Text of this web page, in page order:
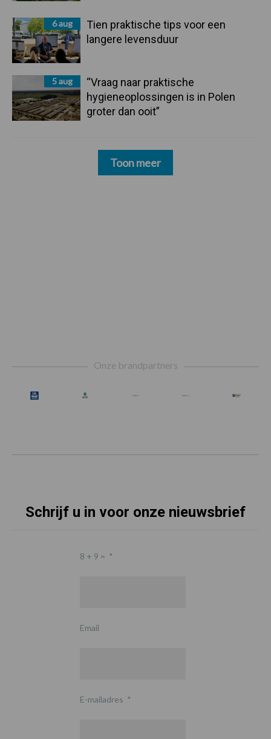
6 aug
Tien praktische tips voor een
langere levensduur
5 aug
“Vraag naar praktische
hygieneoplossingen is in Polen
groter dan ooit”
Toon meer
Onze brandpartners
Schrijf u in voor onze nieuwsbrief
8 + 9 = *
Email
E-mailadres *